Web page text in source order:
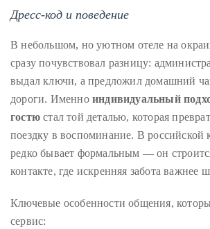
Дресс-код и поведение
В небольшом, но уютном отеле на
сразу почувствовал разницу:
выдал ключи, а предложил домашний
дороги. Именно индивидуальный
гостю стал той деталью, которая
поездку в воспоминание. В российской
редко бывает формальным — он
контакте, где искренняя забота важнее
Ключевые особенности общения,
сервис: